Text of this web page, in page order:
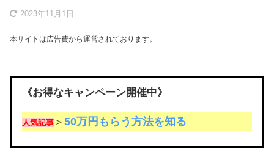
2023年11月1日
本サイトは広告費から運営されております。
《お得なキャンペーン開催中》
人気記事 ＞ 50万円もらう方法を知る